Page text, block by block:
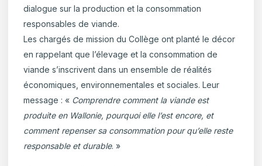
dialogue sur la production et la consommation
responsables de viande.
Les chargés de mission du Collège ont planté le décor
en rappelant que l’élevage et la consommation de
viande s’inscrivent dans un ensemble de réalités
économiques, environnementales et sociales. Leur
message : « Comprendre comment la viande est
produite en Wallonie, pourquoi elle l’est encore, et
comment repenser sa consommation pour qu’elle reste
responsable et durable. »